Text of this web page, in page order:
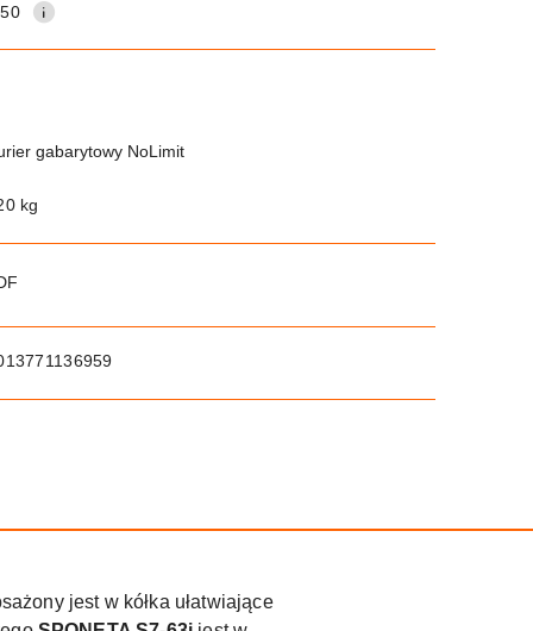
gabarytowy NoLimit
kg
jest w kółka ułatwiające